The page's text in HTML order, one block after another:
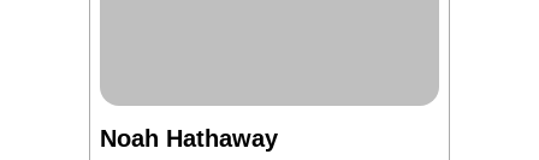
Noah Hathaway